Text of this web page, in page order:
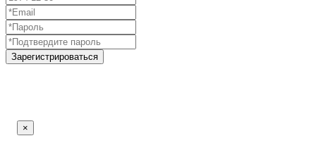
Зарегистрироваться
×